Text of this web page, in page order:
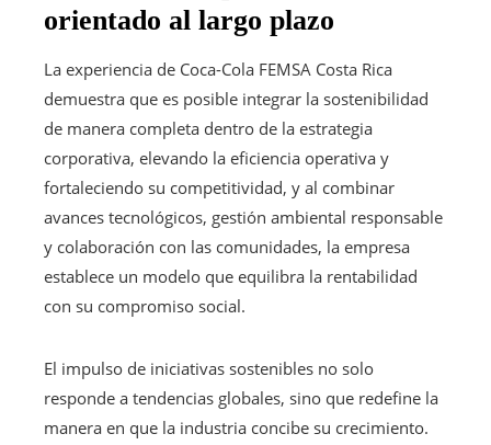
orientado al largo plazo
La experiencia de Coca-Cola FEMSA Costa Rica
demuestra que es posible integrar la sostenibilidad
de manera completa dentro de la estrategia
corporativa, elevando la eficiencia operativa y
fortaleciendo su competitividad, y al combinar
avances tecnológicos, gestión ambiental responsable
y colaboración con las comunidades, la empresa
establece un modelo que equilibra la rentabilidad
con su compromiso social.
El impulso de iniciativas sostenibles no solo
responde a tendencias globales, sino que redefine la
manera en que la industria concibe su crecimiento.